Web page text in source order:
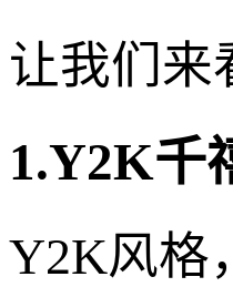
让我们来
1.Y2K千
Y2K风格